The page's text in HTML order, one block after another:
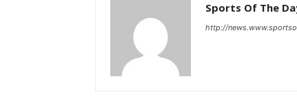
Sports Of The
http://